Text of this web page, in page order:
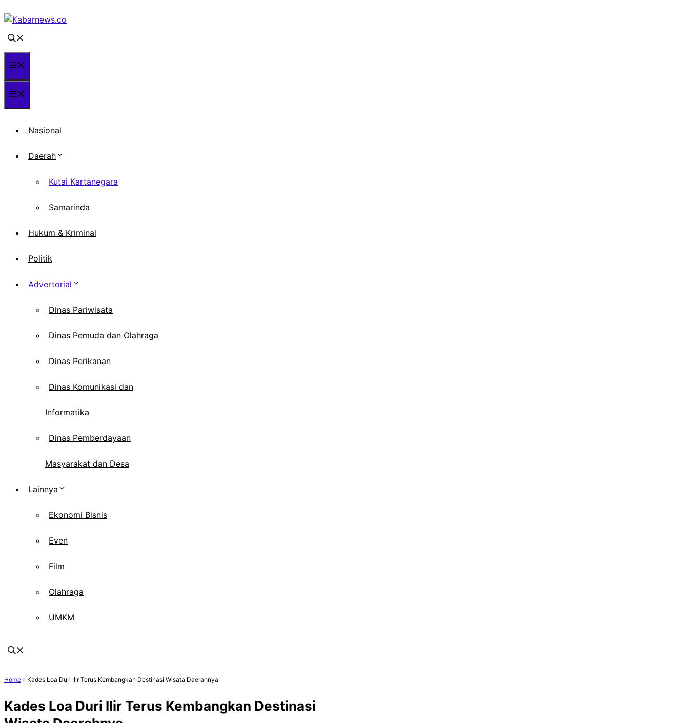
ke
isi
Nasional
Daerah
Kutai Kartanegara
Samarinda
Hukum & Kriminal
Politik
Advertorial
Dinas Pariwisata
Dinas Pemuda dan Olahraga
Dinas Perikanan
Dinas Komunikasi dan
Informatika
Dinas Pemberdayaan
Masyarakat dan Desa
Lainnya
Ekonomi Bisnis
Even
Film
Olahraga
UMKM
Home » Kades Loa Duri Ilir Terus Kembangkan Destinasi Wisata Daerahnya
Kades Loa Duri Ilir Terus Kembangkan Destinasi